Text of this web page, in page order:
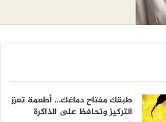
طبقك مفتاح دماغك… أطعمة تعزز
التركيز وتحافظ على الذاكرة